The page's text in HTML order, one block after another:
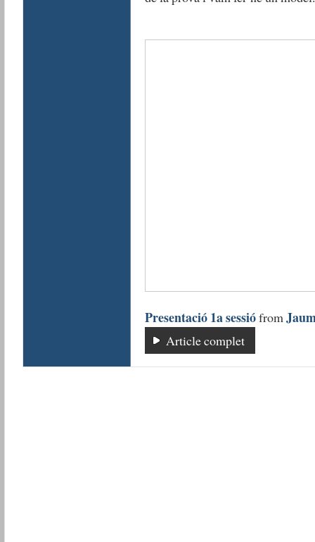
Presentació 1a sessiófrom
Article complet